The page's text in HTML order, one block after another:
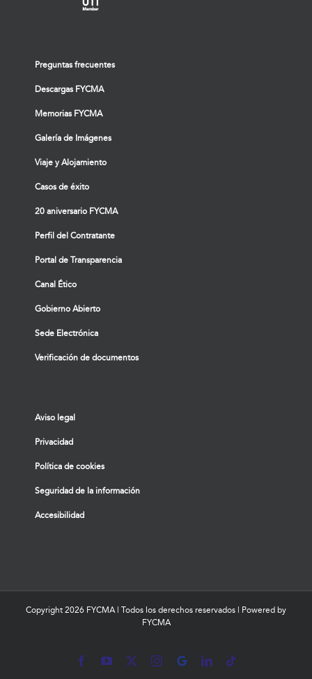
Preguntas frecuentes
Descargas FYCMA
Memorias FYCMA
Galería de Imágenes
Viaje y Alojamiento
Casos de éxito
20 aniversario FYCMA
Perfil del Contratante
Portal de Transparencia
Canal Ético
Gobierno Abierto
Sede Electrónica
Verificación de documentos
Aviso legal
Privacidad
Política de cookies
Seguridad de la información
Accesibilidad
Copyright 2026 FYCMA | Todos los derechos reservados | Powered by
FYCMA
FacebookYouTube
X Instagram
MyBusinessLinkedInTiktok